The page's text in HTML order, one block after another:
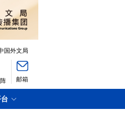
国外文局
邮箱